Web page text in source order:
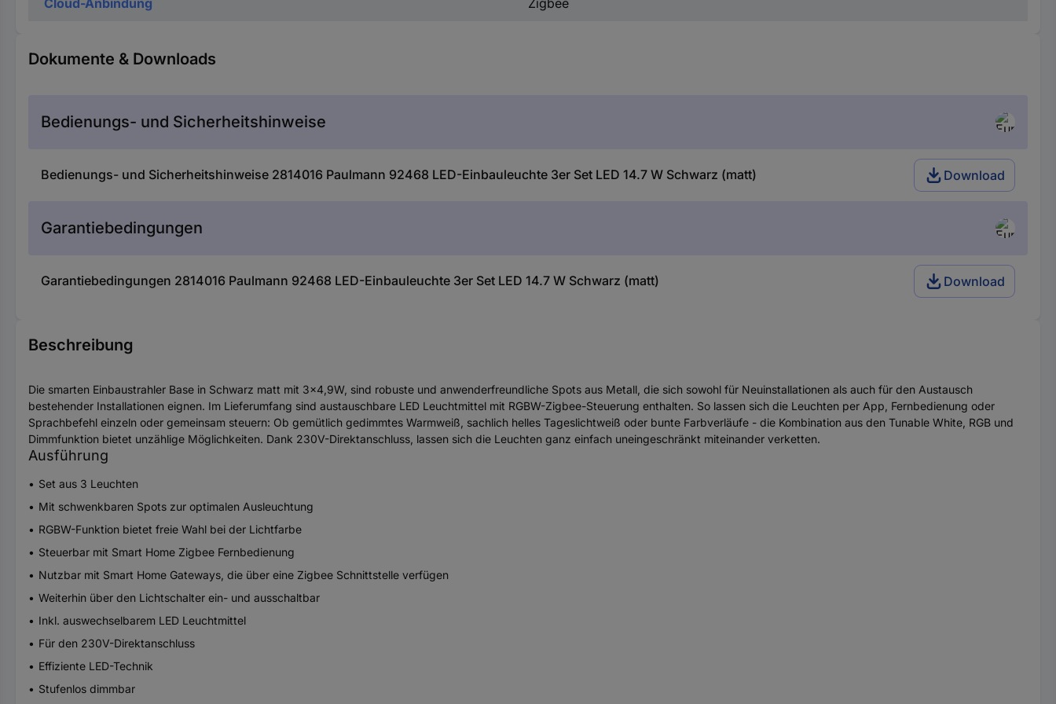
Dokumente & Downloads
Bedienungs- und Sicherheitshinweise
Bedienungs- und Sicherheitshinweise 2814016 Paulmann 92468 LED-Einbauleuchte 3er Set LED 14.7 W Schwarz (matt) Download
Garantiebedingungen
Garantiebedingungen 2814016 Paulmann 92468 LED-Einbauleuchte 3er Set LED 14.7 W Schwarz (matt) Download
Beschreibung
Die smarten Einbaustrahler Base in Schwarz matt mit 3x4,9W, sind robuste und anwenderfreundliche Spots aus Metall, die sich sowohl für Neuinstallationen als auch für den Austausch
bestehender Installationen eignen. Im Lieferumfang sind austauschbare LED Leuchtmittel mit RGBW-Zigbee-Steuerung enthalten. So lassen sich die Leuchten per App, Fernbedienung oder
Sprachbefehl einzeln oder gemeinsam steuern: Ob gemütlich gedimmtes Warmweiß, sachlich helles Tageslichtweiß oder bunte Farbverläufe - die Kombination aus den Tunable White, RGB und
Dimmfunktion bietet unzählige Möglichkeiten. Dank 230V-Direktanschluss, lassen sich die Leuchten ganz einfach uneingeschränkt miteinander verketten.
Ausführung
Set aus 3 Leuchten
Mit schwenkbaren Spots zur optimalen Ausleuchtung
RGBW-Funktion bietet freie Wahl bei der Lichtfarbe
Steuerbar mit Smart Home Zigbee Fernbedienung
Nutzbar mit Smart Home Gateways, die über eine Zigbee Schnittstelle verfügen
Weiterhin über den Lichtschalter ein- und ausschaltbar
Inkl. auswechselbarem LED Leuchtmittel
Für den 230V-Direktanschluss
Effiziente LED-Technik
Stufenlos dimmbar